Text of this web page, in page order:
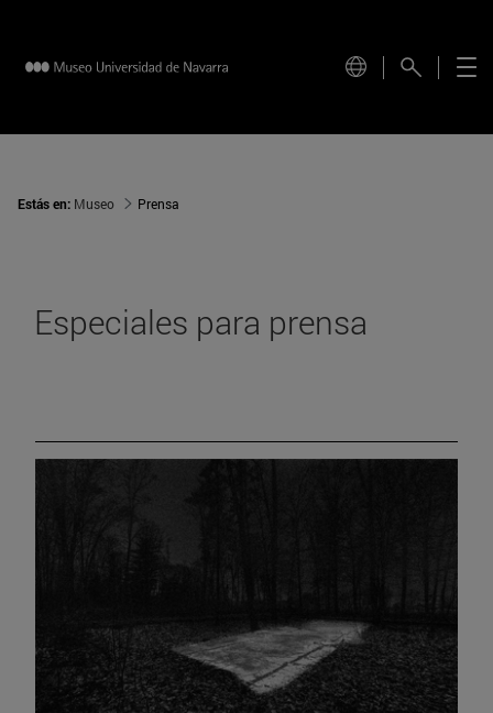
Estás en: Museo Prensa
Especiales para prensa